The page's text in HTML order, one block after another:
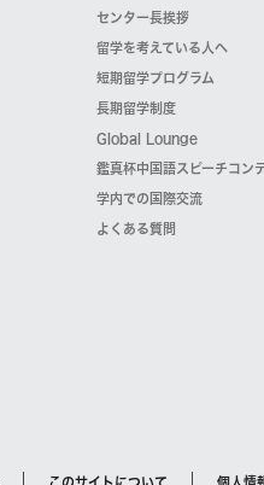
センター長挨拶
留学を考えている人へ
短期留学プログラム
長期留学制度
Global Lounge
鑑真杯中国語スピーチコン
学内での国際交流
よくある質問